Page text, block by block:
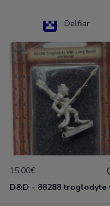
Delfiar
15.00€